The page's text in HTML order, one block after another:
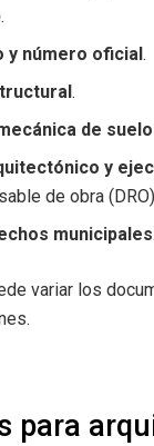
.
y número oficial.
.
de
y
de obra
municipales.
variar los
para